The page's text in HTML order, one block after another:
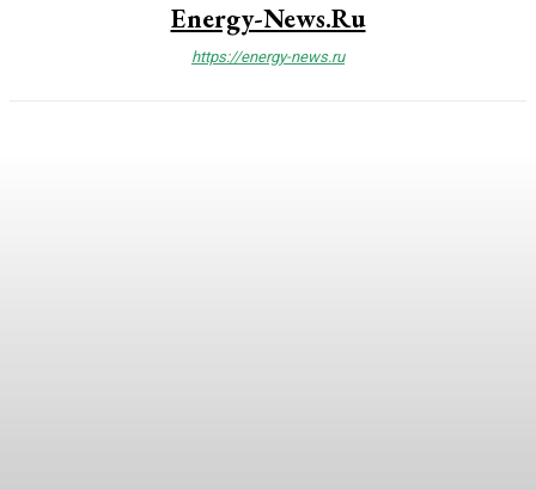
Energy-News.ru
https://energy-news.ru